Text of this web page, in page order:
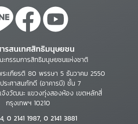
รสนเทศสิทธิมนุษยชน
กรรมการสิทธิมนุษยชนแห่งชาติ
ระเกียรติ 80 พรรษา 5 ธันวาคม 2550
ระศาสนภักดี (อาคารบี) ชั้น 7
งวัฒนะ แขวงทุ่งสองห้อง เขตหลักสี่
กรุงเทพฯ 10210
0 2141 1987, 0 2141 3881